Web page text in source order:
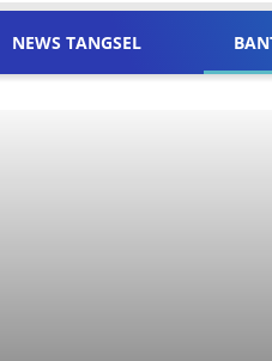
NEWS TANGSEL